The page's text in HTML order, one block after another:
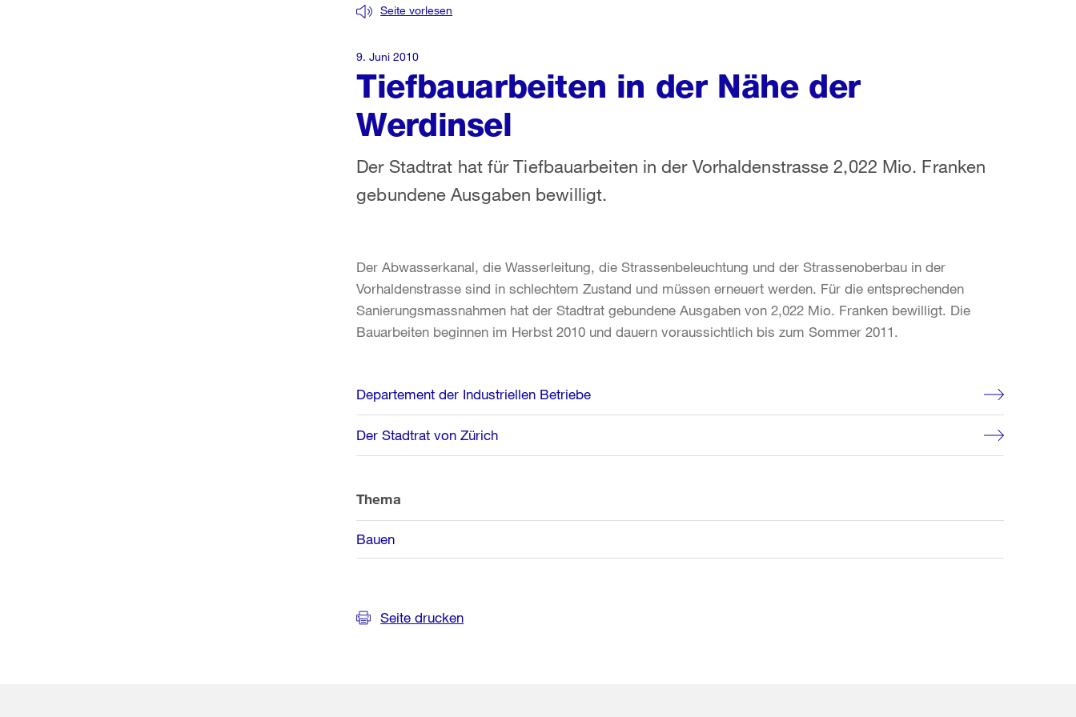
Tiefbauarbeiten in der Nähe der
Werdinsel
Seite vorlesen
Der Stadtrat hat für Tiefbauarbeiten in der Vorhaldenstrasse 2,022 Mio. Franken
gebundene Ausgaben bewilligt.
9. Juni 2010
Der Abwasserkanal, die Wasserleitung, die Strassenbeleuchtung und der Strassenoberbau in der
Vorhaldenstrasse sind in schlechtem Zustand und müssen erneuert werden. Für die entsprechenden
Sanierungsmassnahmen hat der Stadtrat gebundene Ausgaben von 2,022 Mio. Franken bewilligt. Die
Bauarbeiten beginnen im Herbst 2010 und dauern voraussichtlich bis zum Sommer 2011.
Weitere
Informationen
Departement der Industriellen Betriebe
Der Stadtrat von Zürich
Thema
Bauen
Seite drucken